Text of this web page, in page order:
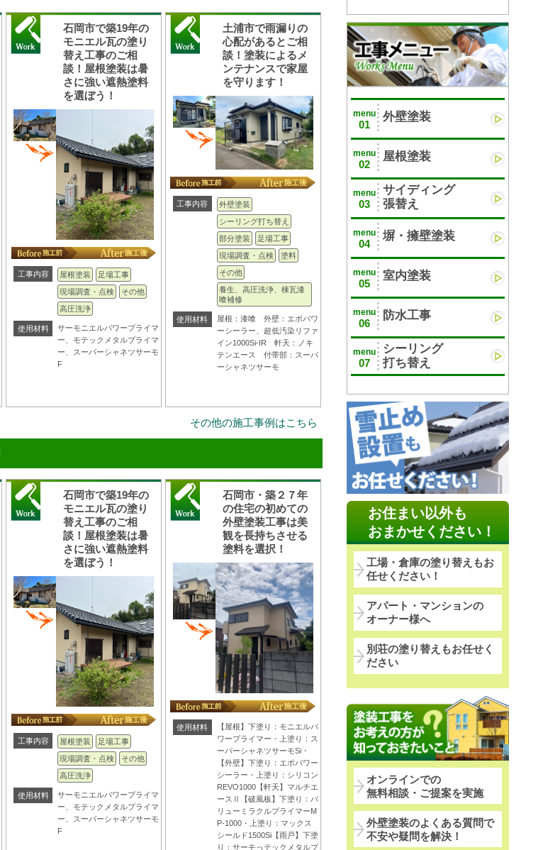
石岡市で築19年の
モニエル瓦の塗り
替え工事のご相
談！屋根塗装は暑
さに強い遮熱塗料
を選ぼう！
工事内容 屋根塗装
足場工事
現場調査・点検
その他
高圧洗浄
使用材料
サーモニエルパワープライマ
ー、モテックメタルプライマ
ー、スーパーシャネツサーモ
F
土浦市で雨漏りの
心配があるとご相
談！塗装によるメ
ンテナンスで家屋
を守ります！
工事内容
外壁塗装
シーリング打ち替え
部分塗装
足場工事
現場調査・点検
塗料
その他
養生、高圧洗浄、棟瓦漆
喰補修
使用材料
屋根：漆喰 外壁：エポパワ
ーシーラー、超低汚染リファ
イン1000Si-IR 軒天：ノキ
テンエース 付帯部：スーパ
ーシャネツサーモ
その他の施工事例はこちら
石岡市で築19年の
モニエル瓦の塗り
替え工事のご相
談！屋根塗装は暑
さに強い遮熱塗料
を選ぼう！
工事内容 屋根塗装
足場工事
現場調査・点検
その他
高圧洗浄
使用材料
サーモニエルパワープライマ
ー、モテックメタルプライマ
ー、スーパーシャネツサーモ
F
石岡市・築２７年
の住宅の初めての
外壁塗装工事は美
観を長持ちさせる
塗料を選択！
使用材料
【屋根】下塗り：モニエルパ
ワープライマー・上塗り：ス
ーパーシャネツサーモSi・
【外壁】下塗り：エポパワー
シーラー・上塗り：シリコン
REVO1000【軒天】マルチエ
ースⅡ【破風板】下塗り：バ
リューミラクルプライマーM
P-1000・上塗り：マックス
シールド1500Si【雨戸】下塗
り：サーモっテックメタルプ
menu
01
外壁塗装
menu
02
屋根塗装
menu
03
サイディング
張替え
menu
04
塀・擁壁塗装
menu
05
室内塗装
menu
06
防水工事
menu
07
シーリング
打ち替え
お住まい以外も
おまかせください！
工場・倉庫の塗り替えもお
任せください！
アパート・マンションの
オーナー様へ
別荘の塗り替えもお任せく
ださい
オンラインでの
無料相談・ご提案を実施
外壁塗装のよくある質問で
不安や疑問を解決！